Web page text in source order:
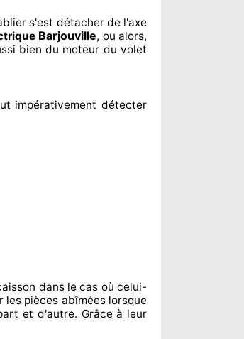
s'est détacherde l'axe
Barjouville, ou alors,
bien du moteur du volet
impérativement détecter
dans le cas où celui-
les pièces abîméeslorsque
et d'autre. Grâce à leur